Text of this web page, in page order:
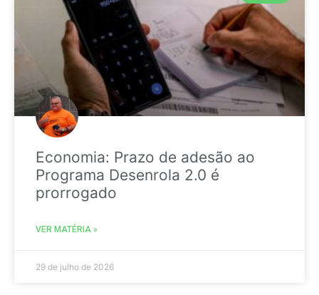
Economia: Prazo de adesão ao
Programa Desenrola 2.0 é
prorrogado
VER MATÉRIA »
29 de julho de 2026